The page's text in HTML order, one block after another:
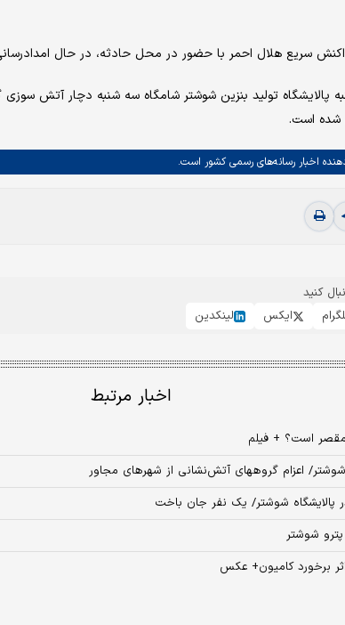
سریع هلال احمر با حضور در محل حادثه، در حال
پالایشگاه تولید بنزین شوشتر شامگاه سه شنبه دچار آتش
شده است.
اخبار رسانه‌های رسمی کشور است.
کنید
ایکس لینکدین
اخبار مرتبط
است؟ + فیلم
اعزام گروههای آتش‌نشانی از شهرهای مجاور
پالایشگاه شوشتر/ یک نفر جان باخت
شوشتر